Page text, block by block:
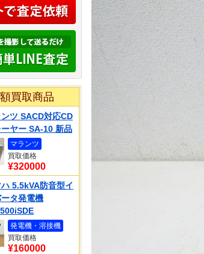
買取商品
ツ SACD対応CD
ーヤー SA-10 新品
マランツ
買取価格
¥320000
5.5kVA防音型イ
タ発電機
発電機・溶接機
買取価格
¥160000